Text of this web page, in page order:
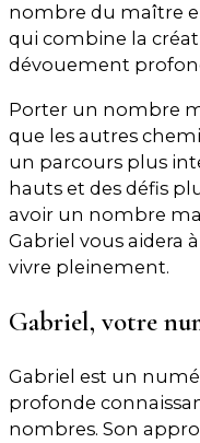
nombre du maître
qui combine la
dévouement
Porter un nombre
que les autres
un parcours plus
hauts et des défis
avoir un nombre
Gabriel vous aidera
vivre pleinement.
Gabriel, votre
Gabriel est un
profonde
nombres. Son